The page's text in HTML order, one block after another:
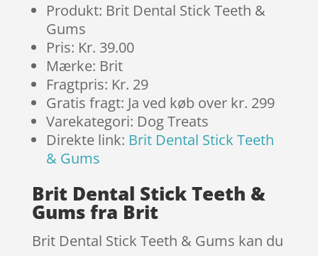
Produkt: Brit Dental Stick Teeth &
Gums
Pris: Kr. 39.00
Mærke: Brit
Fragtpris: Kr. 29
Gratis fragt: Ja ved køb over kr. 299
Varekategori: Dog Treats
Direkte link: Brit Dental Stick Teeth
& Gums
Brit Dental Stick Teeth &
Gums fra Brit
Brit Dental Stick Teeth & Gums kan du